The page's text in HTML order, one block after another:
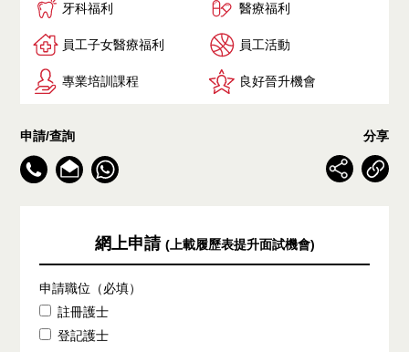
牙科福利 醫療福利
員工子女醫療福利 員工活動
專業培訓課程 良好晉升機會
申請/查詢 分享
網上申請 (上載履歷表提升面試機會)
申請職位（必填）
註冊護士
登記護士